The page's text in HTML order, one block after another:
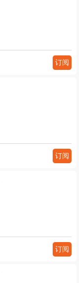
订阅
订阅
订阅